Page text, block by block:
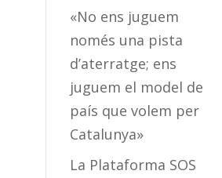
«No ens juguem
només una pista
d’aterratge; ens
juguem el model de
país que volem per
Catalunya»
La Plataforma SOS